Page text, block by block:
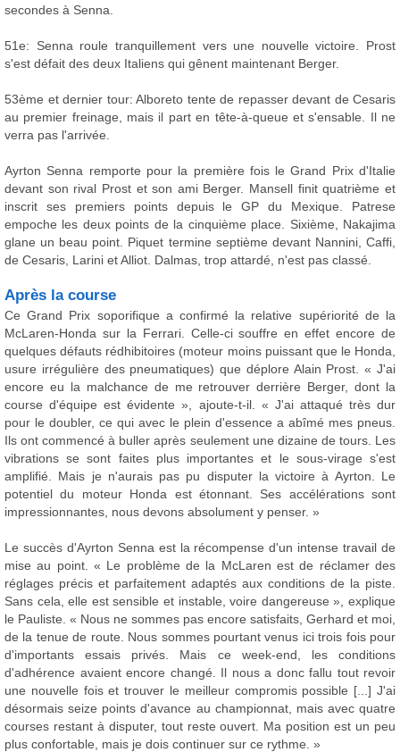
secondes à Senna.
51e: Senna roule tranquillement vers une nouvelle victoire. Prost
s'est défait des deux Italiens qui gênent maintenant Berger.
53ème et dernier tour: Alboreto tente de repasser devant de Cesaris
au premier freinage, mais il part en tête-à-queue et s'ensable. Il ne
verra pas l'arrivée.
Ayrton Senna remporte pour la première fois le Grand Prix d'Italie
devant son rival Prost et son ami Berger. Mansell finit quatrième et
inscrit ses premiers points depuis le GP du Mexique. Patrese
empoche les deux points de la cinquième place. Sixième, Nakajima
glane un beau point. Piquet termine septième devant Nannini, Caffi,
de Cesaris, Larini et Alliot. Dalmas, trop attardé, n'est pas classé.
Après la course
Ce Grand Prix soporifique a confirmé la relative supériorité de la
McLaren-Honda sur la Ferrari. Celle-ci souffre en effet encore de
quelques défauts rédhibitoires (moteur moins puissant que le Honda,
usure irrégulière des pneumatiques) que déplore Alain Prost. « J'ai
encore eu la malchance de me retrouver derrière Berger, dont la
course d'équipe est évidente », ajoute-t-il. « J'ai attaqué très dur
pour le doubler, ce qui avec le plein d'essence a abîmé mes pneus.
Ils ont commencé à buller après seulement une dizaine de tours. Les
vibrations se sont faites plus importantes et le sous-virage s'est
amplifié. Mais je n'aurais pas pu disputer la victoire à Ayrton. Le
potentiel du moteur Honda est étonnant. Ses accélérations sont
impressionnantes, nous devons absolument y penser. »
Le succès d'Ayrton Senna est la récompense d'un intense travail de
mise au point. « Le problème de la McLaren est de réclamer des
réglages précis et parfaitement adaptés aux conditions de la piste.
Sans cela, elle est sensible et instable, voire dangereuse », explique
le Pauliste. « Nous ne sommes pas encore satisfaits, Gerhard et moi,
de la tenue de route. Nous sommes pourtant venus ici trois fois pour
d'importants essais privés. Mais ce week-end, les conditions
d'adhérence avaient encore changé. Il nous a donc fallu tout revoir
une nouvelle fois et trouver le meilleur compromis possible [...] J'ai
désormais seize points d'avance au championnat, mais avec quatre
courses restant à disputer, tout reste ouvert. Ma position est un peu
plus confortable, mais je dois continuer sur ce rythme. »